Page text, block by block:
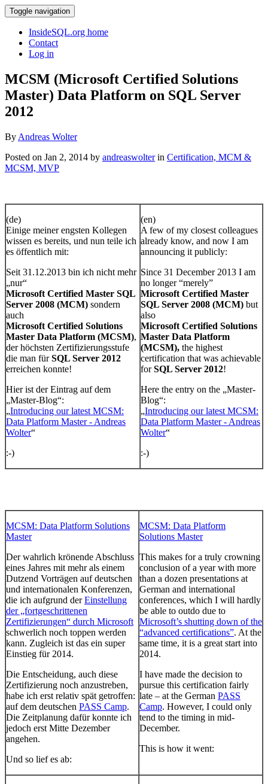
Toggle navigation
InsideSQL.org home
Contact
Log in
MCSM (Microsoft Certified Solutions
Master) Data Platform on SQL Server
2012
By Andreas Wolter
Posted on Jan 2, 2014 by andreaswolterin Certification, MCM &
MCSM, MVP
(de)
Einige meiner engsten Kollegen
wissen es bereits, und nun teile ich
es öffentlich mit:
Seit 31.12.2013 bin ich nicht mehr
„nur“
Microsoft Certified Master SQL
Server 2008 (MCM) sondern
auch
Microsoft Certified Solutions
Master Data Platform (MCSM),
der höchsten Zertifizierungsstufe
die man fürSQL Server 2012
erreichen konnte!
Hier ist der Eintrag auf dem
„Master-Blog“:
„Introducing our latest MCSM:
Data Platform Master - Andreas
Wolter“
:-)
(en)
A few of my closest colleagues
already know, and now I am
announcing it publicly:
Since 31 December 2013 I am
no longer “merely”
Microsoft Certified Master
SQL Server 2008 (MCM) but
also
Microsoft Certified Solutions
Master Data Platform
(MCSM), the highest
certification that was achievable
forSQL Server 2012!
Here the entry on the „Master-
Blog“:
„Introducing our latest MCSM:
Data Platform Master - Andreas
Wolter“
:-)
MCSM: Data Platform Solutions
Master
Der wahrlich krönende Abschluss
eines Jahres mit mehr als einem
Dutzend Vorträgen auf deutschen
und internationalen Konferenzen,
die ich aufgrund derEinstellung
der „fortgeschrittenen
Zertifizierungen“ durch Microsoft
schwerlich noch toppen werden
kann. Zugleich ist das ein super
Einstieg für 2014.
Die Entscheidung, auch diese
Zertifizierung noch anzustreben,
habe ich erst relativ spät getroffen:
auf dem deutschen PASS Camp.
Die Zeitplanung dafür konnte ich
jedoch erst Mitte Dezember
angehen.
Und so lief es ab:
MCSM: Data Platform
Solutions Master
This makes for a truly crowning
conclusion of a year with more
than a dozen presentations at
German and international
conferences, which I will hardly
be able to outdo due to
Microsoft’s shutting down of the
“advanced certifications”. At the
same time, it is a great start into
2014.
I have made the decision to
pursue this certification fairly
late – at the German PASS
Camp. However, I could only
tend to the timing in mid-
December.
This is how it went: